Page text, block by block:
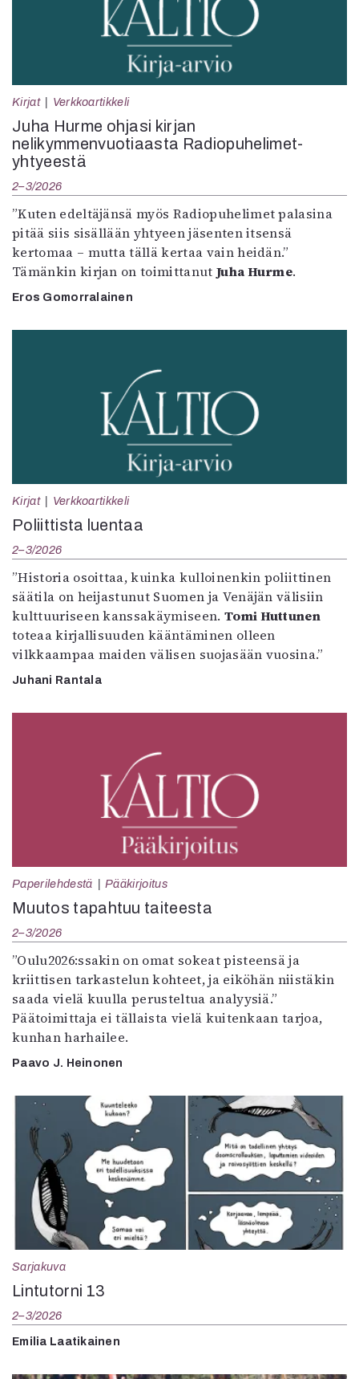
Kirjat Verkkoartikkeli
Juha Hurme ohjasi kirjan
nelikymmenvuotiaasta Radiopuhelimet-
yhtyeestä
2–3/2026
”Kuten edeltäjänsä myös Radiopuhelimet palasina
pitää siis sisällään yhtyeen jäsenten itsensä
kertomaa – mutta tällä kertaa vain heidän.”
Tämänkin kirjan on toimittanut Juha Hurme.
Eros Gomorralainen
Kirjat Verkkoartikkeli
Poliittista luentaa
2–3/2026
”Historia osoittaa, kuinka kulloinenkin poliittinen
säätila on heijastunut Suomen ja Venäjän välisiin
kulttuuriseen kanssakäymiseen. Tomi Huttunen
toteaa kirjallisuuden kääntäminen olleen
vilkkaampaa maiden välisen suojasään vuosina.”
Juhani Rantala
Paperilehdestä Pääkirjoitus
Muutos tapahtuu taiteesta
2–3/2026
”Oulu2026:ssakin on omat sokeat pisteensä ja
kriittisen tarkastelun kohteet, ja eiköhän niistäkin
saada vielä kuulla perusteltua analyysiä.”
Päätoimittaja ei tällaista vielä kuitenkaan tarjoa,
kunhan harhailee.
Paavo J. Heinonen
Sarjakuva
Lintutorni 13
2–3/2026
Emilia Laatikainen